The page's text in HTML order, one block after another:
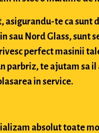
te ca sunt
sau Nord Glass,
perfect masinii
parbriz, te ajutam sa
in service.
absolut toate